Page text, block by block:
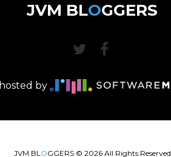
JVM BLOGGERS
hosted by
JVM BLOGGERS © 2026All Rights Reserved